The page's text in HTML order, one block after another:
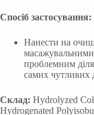
Спосіб застосування:
Нанести на
проблемним
самих чутливих
Склад: Hydrolyzed
Hydrogenated